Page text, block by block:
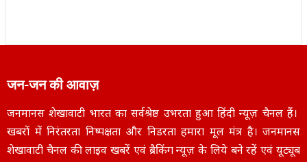
जन-जन की आवाज़
जनमानस शेखावाटी भारत का सर्वश्रेष्ठ उभरता हुआ हिंदी न्यूज़ चैनल हैं।
खबरों में निरंतरता निष्पक्षता और निडरता हमारा मूल मंत्र है। जनमानस
शेखावाटी चैनल की लाइव खबरें एवं ब्रैकिंग न्यूज़ के लिये बने रहें एवं यूट्यूब